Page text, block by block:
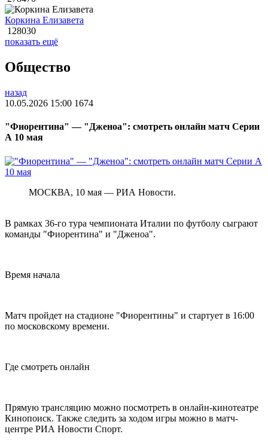
Коркина Елизавета
128030
показать ещё
Общество
назад
10.05.2026 15:00 1674
"Фиорентина" — "Дженоа": смотреть онлайн матч Серии
А 10 мая
МОСКВА, 10 мая — РИА Новости.
В рамках 36-го тура чемпионата Италии по футболу сыграют
команды "Фиорентина" и "Дженоа".
Время начала
Матч пройдет на стадионе "Фиорентины" и стартует в 16:00
по московскому времени.
Где смотреть онлайн
Прямую трансляцию можно посмотреть в онлайн-кинотеатре
Кинопоиск. Также следить за ходом игры можно в матч-
центре РИА Новости Спорт.